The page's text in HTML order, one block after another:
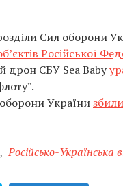
Сил оборони
Російської
дрон СБУ Sea Baby
України
, Російсько-Українська